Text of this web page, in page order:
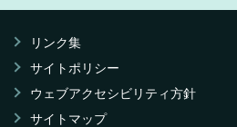
リンク集
サイトポリシー
ウェブアクセシビリティ方針
サイトマップ